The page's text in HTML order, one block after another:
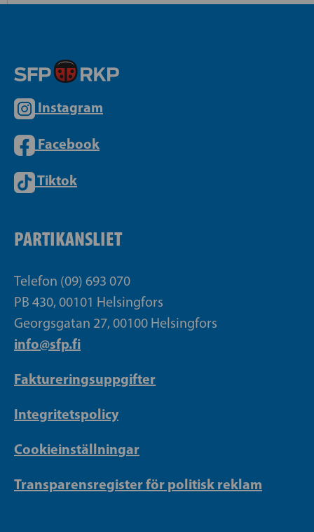
Instagram
Facebook
Tiktok
PARTIKANSLIET
Telefon (09) 693 070
PB 430, 00101 Helsingfors
Georgsgatan 27, 00100 Helsingfors
info@sfp.fi
Faktureringsuppgifter
Integritetspolicy
Cookieinställningar
Transparensregister för politisk reklam